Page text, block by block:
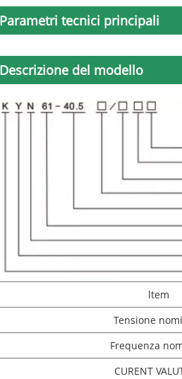
Parametri tecnici principali
Descrizione del modello
ltem
Tensione
Frequenza
CURENT